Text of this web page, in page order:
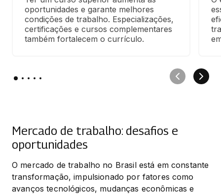
oportunidades e garante melhores
condições de trabalho. Especializações,
certificações e cursos complementares
também fortalecem o currículo.
Mercado de trabalho: desafios e
oportunidades
O mercado de trabalho no Brasil está em constante
transformação, impulsionado por fatores como
avanços tecnológicos, mudanças econômicas e